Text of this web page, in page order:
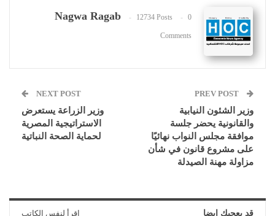
Nagwa Ragab 12734 Posts 0
Comments
وزير الشئون النيابية
والقانونية يحضر جلسة
موافقة مجلس النواب نهائيًا
على مشروع قانون في شأن
مزاولة مهنة الصيدلة
NEXT POST
وزير الزراعة يستعرض
الاستراتيجية المصرية
لحماية الصحة النباتية
قد يعجبك ايضا اقرأ لنفس الكاتب